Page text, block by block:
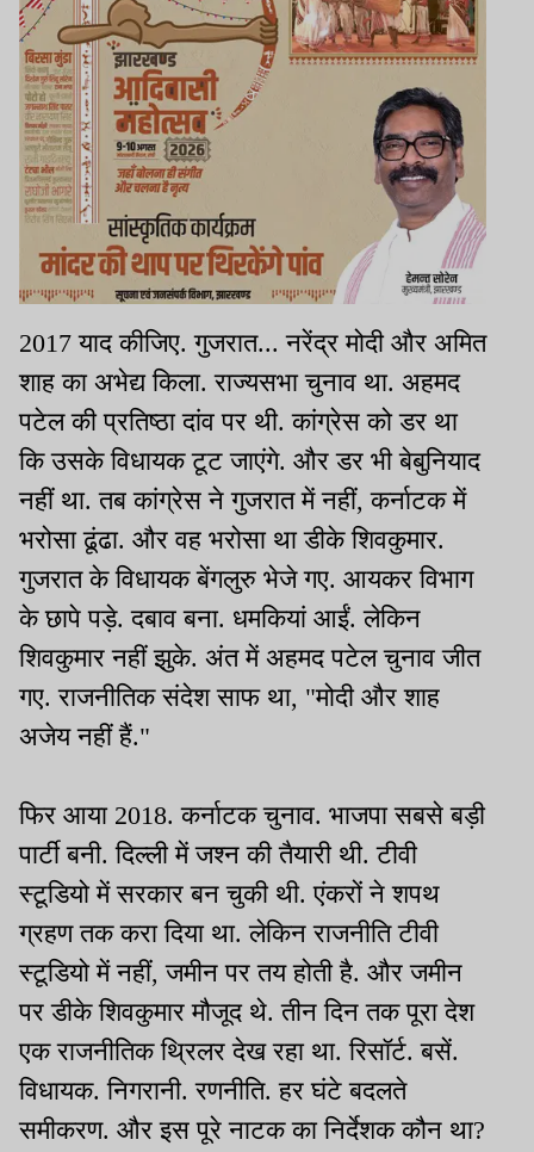
2017 याद कीजिए. गुजरात... नरेंद्र मोदी और अमित
शाह का अभेद्य किला. राज्यसभा चुनाव था. अहमद
पटेल की प्रतिष्ठा दांव पर थी. कांग्रेस को डर था
कि उसके विधायक टूट जाएंगे. और डर भी बेबुनियाद
नहीं था. तब कांग्रेस ने गुजरात में नहीं, कर्नाटक में
भरोसा ढूंढा. और वह भरोसा था डीके शिवकुमार.
गुजरात के विधायक बेंगलुरु भेजे गए. आयकर विभाग
के छापे पड़े. दबाव बना. धमकियां आईं. लेकिन
शिवकुमार नहीं झुके. अंत में अहमद पटेल चुनाव जीत
गए. राजनीतिक संदेश साफ था, "मोदी और शाह
अजेय नहीं हैं."
फिर आया 2018. कर्नाटक चुनाव. भाजपा सबसे बड़ी
पार्टी बनी. दिल्ली में जश्न की तैयारी थी. टीवी
स्टूडियो में सरकार बन चुकी थी. एंकरों ने शपथ
ग्रहण तक करा दिया था. लेकिन राजनीति टीवी
स्टूडियो में नहीं, जमीन पर तय होती है. और जमीन
पर डीके शिवकुमार मौजूद थे. तीन दिन तक पूरा देश
एक राजनीतिक थ्रिलर देख रहा था. रिसॉर्ट. बसें.
विधायक. निगरानी. रणनीति. हर घंटे बदलते
समीकरण. और इस पूरे नाटक का निर्देशक कौन था?